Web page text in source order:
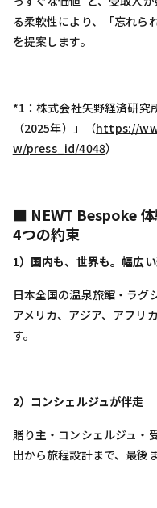
る柔軟性により、「忘れら
を提案します。
*1：株式会社矢野経済研究
（2025年）」（https://
w/press_id/4048）
■ NEWT Bespoke 体
4つの約束
1）国内も、世界も。幅広
日本全国の温泉旅館・ラグ
アメリカ、アジア、アフリ
す。
2）コンシェルジュが伴走
贈り主・コンシェルジュ・
出から旅程設計まで、最後